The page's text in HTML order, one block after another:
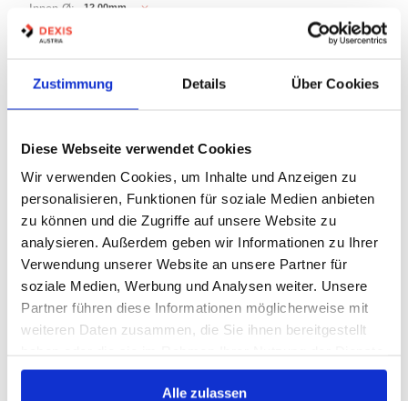
Zustimmung Details Über Cookies
Diese Webseite verwendet Cookies
Wir verwenden Cookies, um Inhalte und Anzeigen zu
personalisieren, Funktionen für soziale Medien anbieten
zu können und die Zugriffe auf unsere Website zu
analysieren. Außerdem geben wir Informationen zu Ihrer
Verwendung unserer Website an unsere Partner für
soziale Medien, Werbung und Analysen weiter. Unsere
Partner führen diese Informationen möglicherweise mit
weiteren Daten zusammen, die Sie ihnen bereitgestellt
gesammelt haben.
Alle zulassen
Innen Ø: 12,00mm
Außen Ø:
STK Warenkorb
Auf Lager
Print
PRODUKTBESCHREIBUNG